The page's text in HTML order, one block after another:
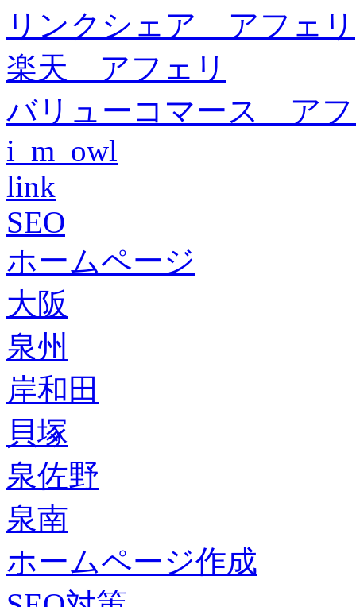
リンクシェア アフェリ
楽天 アフェリ
バリューコマース ア
i_m_owl
link
SEO
ホームページ
大阪
泉州
岸和田
貝塚
泉佐野
泉南
ホームページ作成